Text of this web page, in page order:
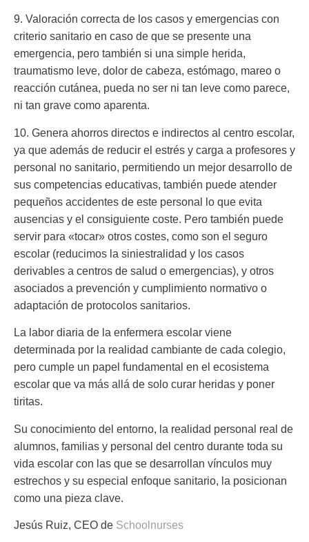
9. Valoración correcta de los casos y emergencias con
criterio sanitario en caso de que se presente una
emergencia, pero también si una simple herida,
traumatismo leve, dolor de cabeza, estómago, mareo o
reacción cutánea, pueda no ser ni tan leve como parece,
ni tan grave como aparenta.
10. Genera ahorros directos e indirectos al centro escolar,
ya que además de reducir el estrés y carga a profesores y
personal no sanitario, permitiendo un mejor desarrollo de
sus competencias educativas, también puede atender
pequeños accidentes de este personal lo que evita
ausencias y el consiguiente coste. Pero también puede
servir para «tocar» otros costes, como son el seguro
escolar (reducimos la siniestralidad y los casos
derivables a centros de salud o emergencias), y otros
asociados a prevención y cumplimiento normativo o
adaptación de protocolos sanitarios.
La labor diaria de la enfermera escolar viene
determinada por la realidad cambiante de cada colegio,
pero cumple un papel fundamental en el ecosistema
escolar que va más allá de solo curar heridas y poner
tiritas.
Su conocimiento del entorno, la realidad personal real de
alumnos, familias y personal del centro durante toda su
vida escolar con las que se desarrollan vínculos muy
estrechos y su especial enfoque sanitario, la posicionan
como una pieza clave.
Jesús Ruiz, CEO de Schoolnurses